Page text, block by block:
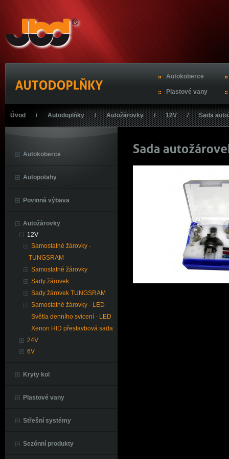
Autokoberce
Plastové vany
Úvod / Autodoplňky / Autožárovky / 12V / Sada
Autokoberce
Autopotahy
Povinná výbava
Autožárovky
12V
Samostatné žárovky -
TUNGSRAM
Samostatné žárovky
Sady žárovek
Sady žárovek TUNGSRAM
Samostatné žárovky - LED
Světla denního svícení - LED
Xenon HID přestavbová sada
24V
6V
Kryty kol
Plastové vany
Střešní systémy
Sezónní produkty